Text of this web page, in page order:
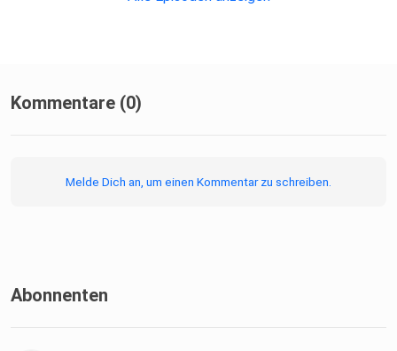
Kommentare (0)
Melde Dich an, um einen Kommentar zu schreiben.
Abonnenten